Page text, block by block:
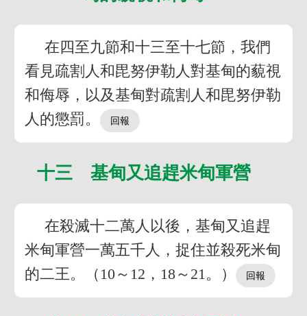
在四至九節和十三至十七節，我們
看見疏割人和毘努伊勒人對基甸的藐視
和侮辱，以及基甸對疏割人和毘努伊勒
人的懲罰。
十三 基甸又追趕米甸軍營
在殺滅十二萬人以後，基甸又追趕
米甸軍營一萬五千人，捉住並殺死米甸
的二王。（10～12，18～21。）